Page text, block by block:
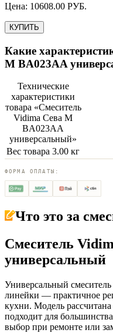
Цена: 10608.00 РУБ.
КУПИТЬ
Какие
М BA023AA
Технические
характеристики
товара «Смеситель
Vidima Сева М
BA023AA
универсальный»
Вес товара 3.00 кг
ФОРМА ОПЛАТЫ:
Что это за
Смеситель
универсальный
Универсальный
линейки — практичное
кухни. Модель
подходит для
выбор при ремонте или